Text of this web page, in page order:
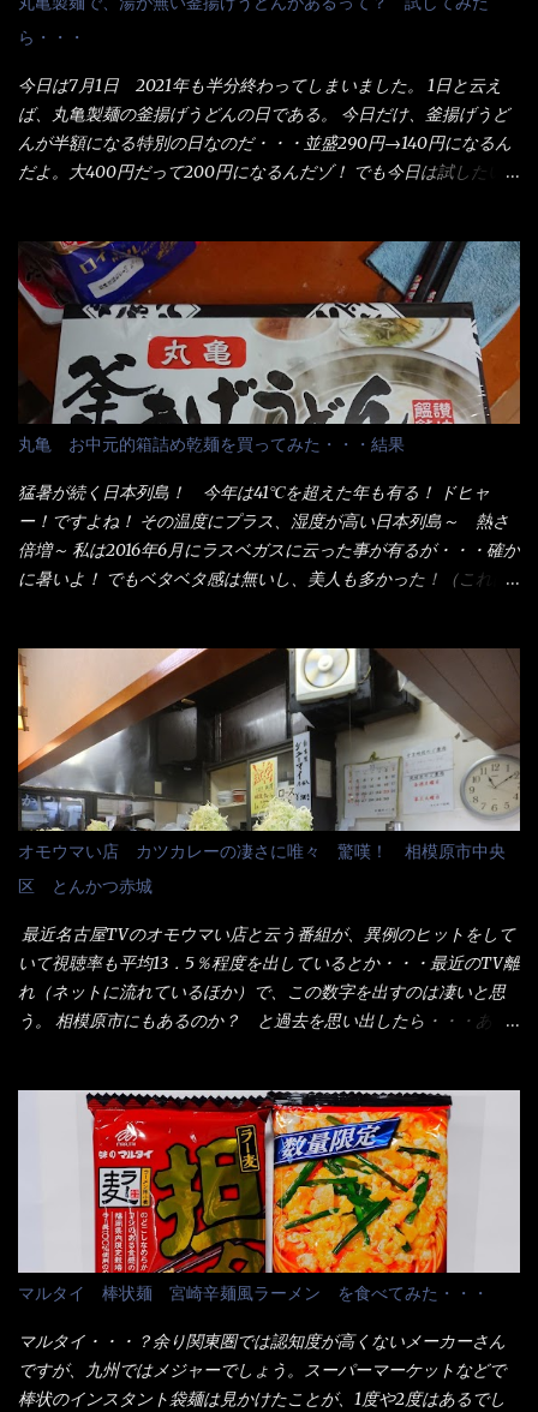
ら・・・
今日は7月1日 2021年も半分終わってしまいました。 1日と云え
ば、丸亀製麺の釜揚げうどんの日である。 今日だけ、釜揚げうど
んが半額になる特別の日なのだ・・・並盛290円→140円になるん
だよ。大400円だって200円になるんだゾ！ でも今日は試したい
でる～ でもコレって食べきるまで湯に浸かっているわけで、最
初と最後では麺の固さというかコシが違う！ だったら湯なんか要
らないじゃん！ 茹で上げ直後の麺だけいいよ！となるでしょ
う。 事前にググって調べたら、やっぱり＜湯無し＞注文は、裏注
文方法としてあるらしい。 それと店員によっては、理解出来ない
者も居るらしい云う事。 そこでランチ混雑前に、行くのが店への
配慮でもある。 11:20 店内に入り・・・『釜揚げうどん得を湯ナ
シで！』と注文したら、近場にいたオッサン店員はキョトンとし
た顔『湯なし？』（これだ全く理解していないな） すると茹で方
の若い女性店員が『いい！いい！！』とオッサンを向こうへやっ
た。 でサッサと、木桶を用意してうどんだけ入れて出して来まし
た。 な～るほど、この事か・・・ で今日の2021年後半1回目のサ
＞サイズを食べられるか？である。 前回も、大しか食べていない
からね、得がどれくらいの満腹度になるのか？ この得サイズの木
桶は、銭湯で使う洗い桶サイズだなぁ～ この木桶サイズに、満々
と湯が注がれていたら食べ進むうちに、麺が伸びてしまうだろ
う。 これなら茹で上がった直後のままで、食べ進められるじゃな
いか！ 別皿で、葱と天かすを満タンに用意して、山葵も2つ。 そ
れに湯が無い利点として、汁が薄まらない！ これだよ、こ
れ！！ 湯があると、うどんと共に汁の方へ湯までも入ってしま
う。つまりラーメンの麺にスープが絡む現象ですな。 結局、伸び
ずに汁も薄らむこともなく・・最後の方で＜だし汁＞を少し追加
しました。 腹イッパイだけど、得サイズは全てお腹の中へ収まっ
たし満足達成度100％ 苦しいと云う事も無いな！ まだ鶏天1個位
は入りそうだね。 と云う事で、今回＜釜揚げうどんの湯無し＞を
試したら、確...
丸亀 お中元的箱詰め乾麺を買ってみた・・・結果
猛暑が続く日本列島！ 今年は41℃を超えた年も有る！ ドヒャ
ー！ですよね！ その温度にプラス、湿度が高い日本列島～ 熱さ
倍増～ 私は2016年6月にラスベガスに云った事が有るが・・・確か
に暑いよ！ でもベタベタ感は無いし、美人も多かった！（これは
中元は、丁度お盆の夏場に日頃お世話になっている方への＜ご挨
拶＞としての贈り物の習慣です。 今では、大分廃れてしまってい
るかと・・・小生もお中元やお歳暮など送った事は無い！（キッ
パリ） まぁ～この慣習が残っているのは、官公庁や超大手企業戦
士（昇進目的）などの世界でしょう。 要は、ゴマスリ・・・てな
感じかな。 丸亀製麺と云えば、大阪誕生→全国区（北海道と沖縄
は？）へ広がった、讃岐饂飩チェーン店大手といっても過言では
無いでしょう。 各店舗で、毎日饂飩を打っているので饂飩好きの
方には店舗に寄って違う！と云う人も居るらしい・・ そんな大手
讃岐饂飩チェーン店と関係があるのか？ 箱詰め乾麺！ このパッ
ケージからすれば、間違いなく贈答用目的でしょう。 そんな贈答
用箱詰め饂飩・・・またもやメガドンキで発見し購入！ 中身は、
この様な状態です。 乾麺の束が6束／一パックになっており、それ
1280円と云った感じです。 で私は幾らで、メガドンキでゲットし
たかって？ それは非常に言いづらい・・・色々と各方面へ忖度し
て、激安だったとだけ申し上げましょう。 早速1袋を大釜で茹で～
ハイ、約15分ほど茹で上げた状態です。 当家には、高齢者がいる
ので少し柔らかく・・・ 茹で上がった饂飩は、お店の饂飩に比べ
＜細い＞です。 どちらかと云えば、稲庭饂飩的な太さですね。 さ
てこれを、どの様に食べるか？ 長葱無かったので、玉葱を刻んで
八王子ラーメン風月見つけうどん！ 冷やし釜あげうどん～です。
ラーメン丼に、冷水を軽く張って饂飩を盛り付け、お椀に昆布出
汁つゆと長葱に山葵です。 これでツルツル～と頂きました。 良い
じゃないか～...
オモウマい店 カツカレーの凄さに唯々 驚嘆！ 相模原市中央
区 とんかつ赤城
最近名古屋TVのオモウマい店と云う番組が、異例のヒットをして
いて視聴率も平均13．5％程度を出しているとか・・・最近のTV離
れ（ネットに流れているほか）で、この数字を出すのは凄いと思
う。 相模原市にもあるのか？ と過去を思い出したら・・・あっ
当している。 まずはこれを見て欲しい！ カウンターに置かれた＜
お皿＞である。 直ぐに気づいたでしょう！ 何かキャベツが山じ
ゃないか！？ ハイ、山です。 これが標準なのです。 普通のとん
かつ屋のキャベツと比べたら、10人前ほどあるか？ 値段的には、
メイン（主流は1,000超）＋定食セット350円程と値段的には、そ
れ程では安い訳でも無いが、客足が絶えない人気店である。 そん
なメニューのなかで、リーズナブルで頂ける＜映え＞るメニュー
が＜カツカレー＞だ！ これです。 当時1,000円税込だった
が・・・今も変わらないと思うけど・・・ これが出てくると、カ
ウンター中からOH～と声が飛ぶ！ 写真は、キャベツ少なめでお願
いしています。 皿のサイズは、直径30cmほどあります。 そこに
マルタイ 棒状麺 宮崎辛麺風ラーメン を食べてみた・・・
マルタイ・・・？余り関東圏では認知度が高くないメーカーさん
ですが、九州ではメジャーでしょう。スーパーマーケットなどで
棒状のインスタント袋麺は見かけたことが、1度や2度はあるでし